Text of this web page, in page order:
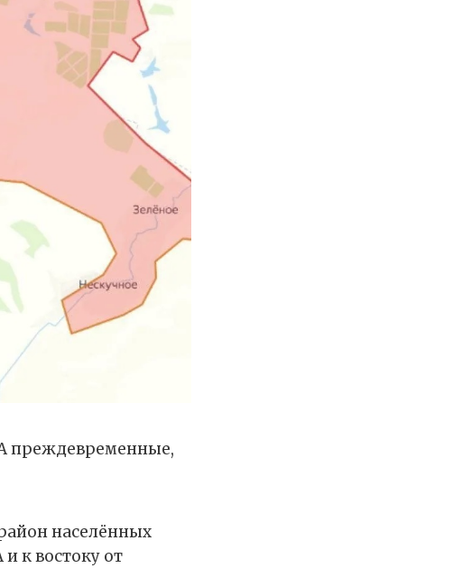
преждевременные,
населённых
к востоку от